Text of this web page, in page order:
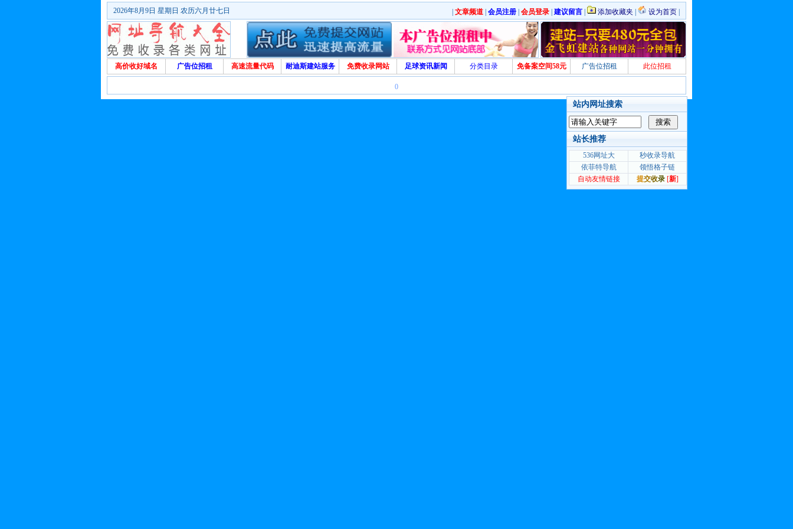
文章频道 会员注册 会员登录 建议留言 添加收藏夹 设为首页
2026年8月9日 星期日 农历六月廿七日
高价收好域名 广告位招租 高速流量代码 耐迪斯建站服务 免费收录网站 足球资讯新闻 分类目录 免备案空间58元 广告位招租 此位招租
0
站内网址搜索
站长推荐